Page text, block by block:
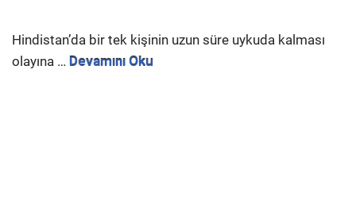
Hindistan’da bir tek kişinin uzun süre uykuda kalması
olayına … Devamını Oku